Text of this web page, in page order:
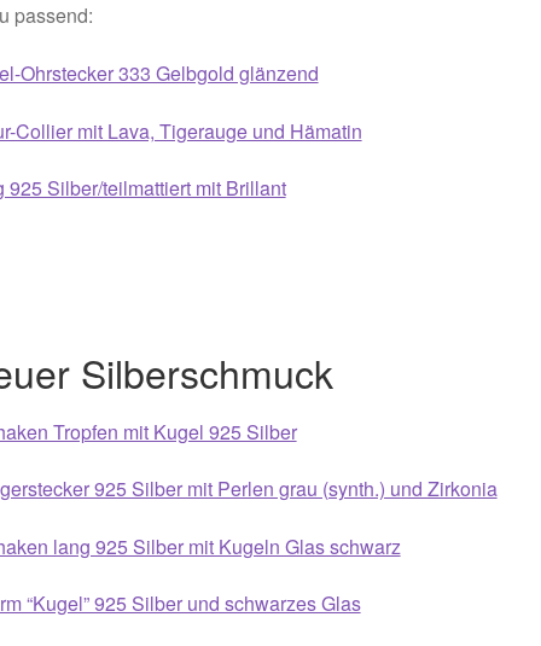
2016 Weihnachtsangebote 2017
passend:
Ohrstecker 333 Gelbgold glänzend
Collier mit Lava, Tigerauge und Hämatin
925 Silber/teilmattiert mit Brillant
Silberschmuck
Tropfen mit Kugel 925 Silber
925 Silber mit Perlen grau (synth.) und Zirkonia
lang 925 Silber mit Kugeln Glas schwarz
“Kugel” 925 Silber und schwarzes Glas